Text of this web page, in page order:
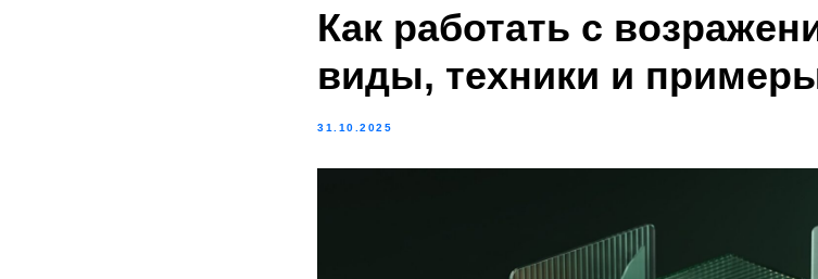
Как работать с
виды, техники и
31.10.2025